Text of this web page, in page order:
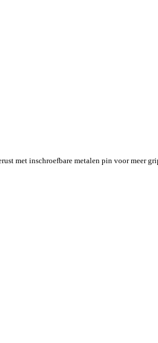
met inschroefbare metalen pin voor meer